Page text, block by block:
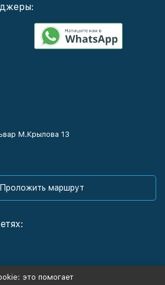
М.Крылова 13
Проложить маршрут
это помогает